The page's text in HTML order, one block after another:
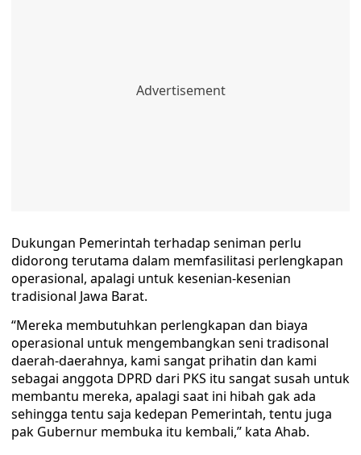
Dukungan Pemerintah terhadap seniman perlu
didorong terutama dalam memfasilitasi perlengkapan
operasional, apalagi untuk kesenian-kesenian
tradisional Jawa Barat.
“Mereka membutuhkan perlengkapan dan biaya
operasional untuk mengembangkan seni tradisonal
daerah-daerahnya, kami sangat prihatin dan kami
sebagai anggota DPRD dari PKS itu sangat susah untuk
membantu mereka, apalagi saat ini hibah gak ada
sehingga tentu saja kedepan Pemerintah, tentu juga
pak Gubernur membuka itu kembali,” kata Ahab.